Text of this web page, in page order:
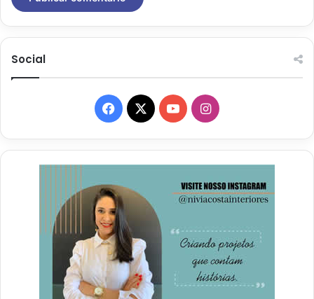
Social
Facebook
X YouTubeInstagram